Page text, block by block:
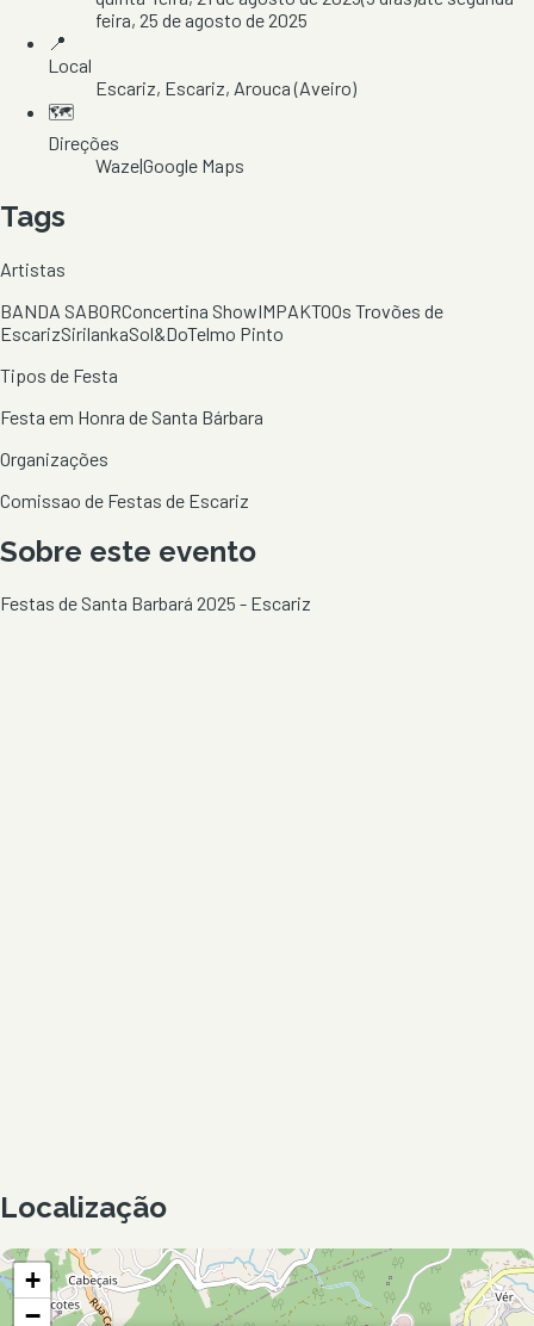
feira, 25 de agosto de 2025
📍
Local
Escariz, Escariz, Arouca(Aveiro)
🗺️
Direções
Waze|Google Maps
Tags
Artistas
BANDA SABORConcertina ShowIMPAKTOOs Trovões de
EscarizSirilankaSol&DoTelmo Pinto
Tipos de Festa
Festa em Honra de Santa Bárbara
Organizações
Comissao de Festas de Escariz
Sobre este evento
Festas de Santa Barbará 2025 - Escariz
Localização
+
−